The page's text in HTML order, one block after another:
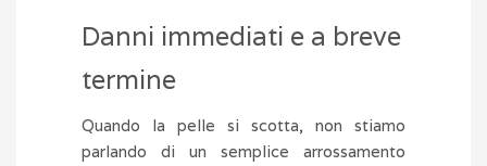
Danni immediati e a breve
termine
Quando la pelle si scotta, non stiamo
parlando di un semplice arrossamento